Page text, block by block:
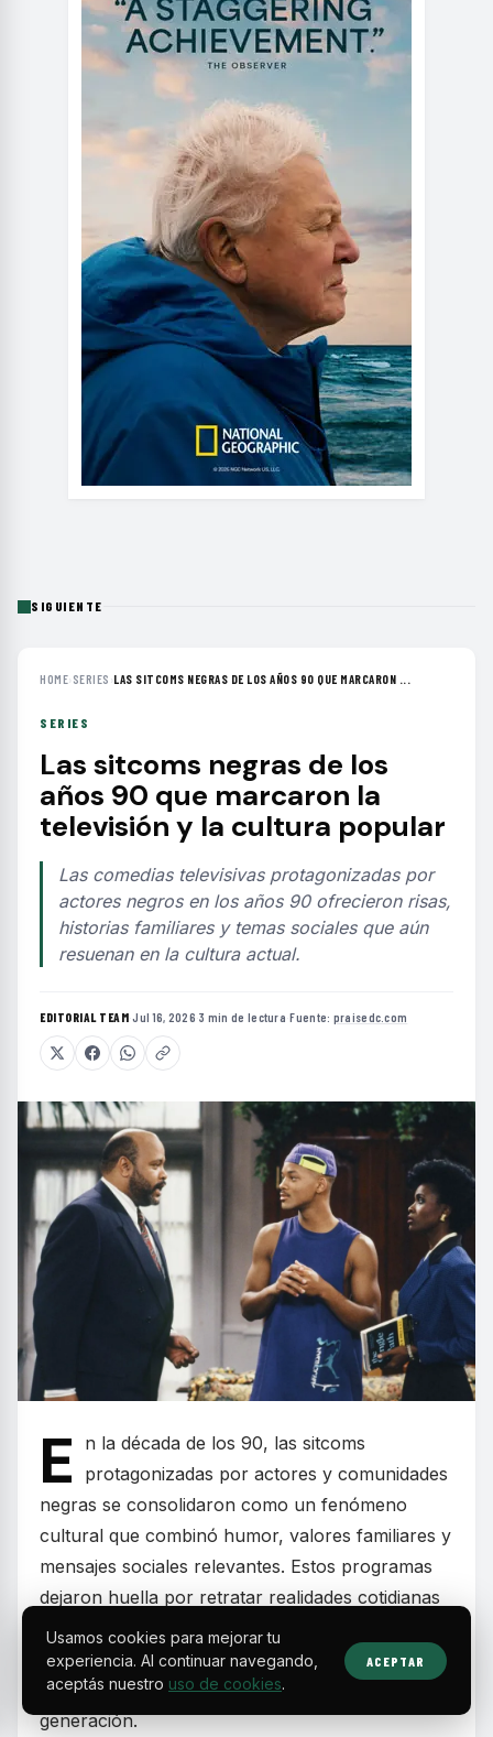
SIGUIENTE
HOME› SERIES ›LAS SITCOMS NEGRAS DE LOS AÑOS 90 QUE MARCARON ...
SERIES
Las sitcoms negras de los
años 90 que marcaron la
televisión y la cultura popular
Las comedias televisivas protagonizadas por
actores negros en los años 90 ofrecieron risas,
historias familiares y temas sociales que aún
resuenan en la cultura actual.
EDITORIAL TEAM·Jul 16, 2026·3 min de lectura·Fuente: praisedc.com
E
n la década de los 90, las sitcoms
protagonizadas por actores y comunidades
negras se consolidaron como un fenómeno
cultural que combinó humor, valores familiares y
mensajes sociales relevantes. Estos programas
dejaron huella por retratar realidades cotidianas
con carisma y autenticidad, convirtiéndose en
parte esencial de la programación televisiva de
fines de semana y en la formación de toda una
generación.
Usamos cookies para mejorar tu
experiencia. Al continuar navegando,
aceptás nuestro uso de cookies.
ACEPTAR